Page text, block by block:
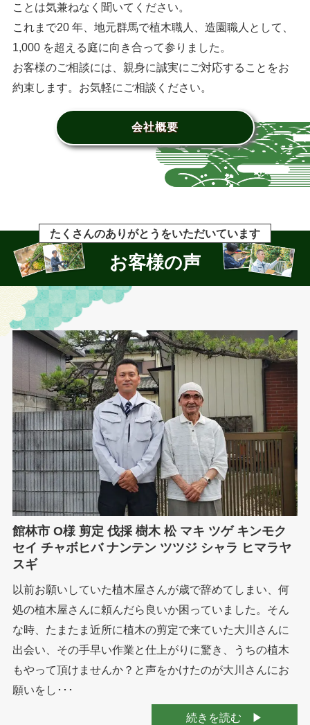
ことは気兼ねなく聞いてください。
これまで20 年、地元群馬で植木職人、造園職人として、
1,000 を超える庭に向き合って参りました。
お客様のご相談には、親身に誠実にご対応することをお
約束します。お気軽にご相談ください。
会社概要
たくさんのありがとうをいただいています
お客様の声
館林市 O様 剪定 伐採 樹木 松 マキ ツゲ キンモク
セイ チャボヒバ ナンテン ツツジ シャラ ヒマラヤ
スギ
以前お願いしていた植木屋さんが歳で辞めてしまい、何
処の植木屋さんに頼んだら良いか困っていました。そん
な時、たまたま近所に植木の剪定で来ていた大川さんに
出会い、その手早い作業と仕上がりに驚き、うちの植木
もやって頂けませんか？と声をかけたのが大川さんにお
願いをし･･･
続きを読む